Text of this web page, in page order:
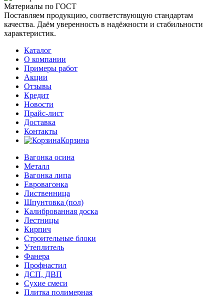
Материалы по ГОСТ
Поставляем продукцию, соответствующую стандартам
качества. Даём уверенность в надёжности и стабильности
характеристик.
Каталог
О компании
Примеры работ
Акции
Отзывы
Кредит
Новости
Прайс-лист
Доставка
Контакты
Корзина
Вагонка осина
Металл
Вагонка липа
Евровагонка
Лиственница
Шпунтовка (пол)
Калиброванная доска
Лестницы
Кирпич
Строительные блоки
Утеплитель
Фанера
Профнастил
ДСП, ДВП
Сухие смеси
Плитка полимерная